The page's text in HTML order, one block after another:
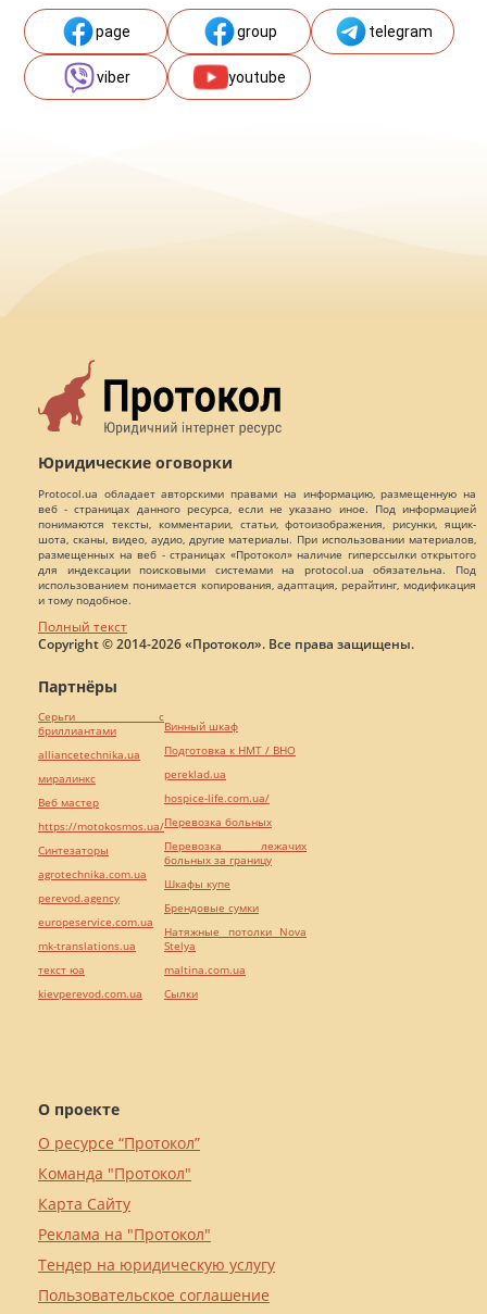
page group telegram
viber youtube
Юридические оговорки
Protocol.ua обладает авторскими правами на информацию, размещенную на
веб - страницах данного ресурса, если не указано иное. Под информацией
понимаются тексты, комментарии, статьи, фотоизображения, рисунки, ящик-
шота, сканы, видео, аудио, другие материалы. При использовании материалов,
размещенных на веб - страницах «Протокол» наличие гиперссылки открытого
для индексации поисковыми системами на protocol.ua обязательна. Под
использованием понимается копирования, адаптация, рерайтинг, модификация
и тому подобное.
Полный текст
Copyright © 2014-2026 «Протокол». Все права защищены.
О проекте
О ресурсе “Протокол”
Команда "Протокол"
Карта Сайту
Реклама на "Протокол"
Тендер на юридическую услугу
Пользовательское соглашение
Партнёры
Серьги с
бриллиантами
alliancetechnika.ua
миралинкс
Веб мастер
https://motokosmos.ua/
Синтезаторы
agrotechnika.com.ua
perevod.agency
europeservice.com.ua
mk-translations.ua
текст юа
kievperevod.com.ua
Винный шкаф
Подготовка к НМТ / ВНО
pereklad.ua
hospice-life.com.ua/
Перевозка больных
Перевозка лежачих
больных за границу
Шкафы купе
Брендовые сумки
Натяжные потолки Nova
Stelya
maltina.com.ua
Cылки